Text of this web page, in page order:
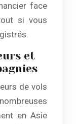
face
si vous
et
de vols
en Asie